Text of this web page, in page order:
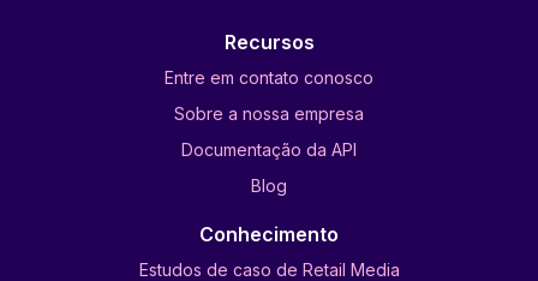
Recursos
Entre em contato conosco
Sobre a nossa empresa
Documentação da API
Blog
Conhecimento
Estudos de caso de Retail Media